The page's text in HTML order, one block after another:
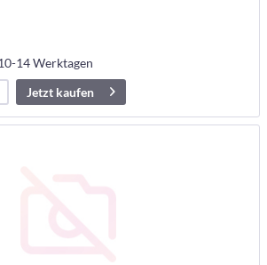
14 Werktagen
Jetzt kaufen